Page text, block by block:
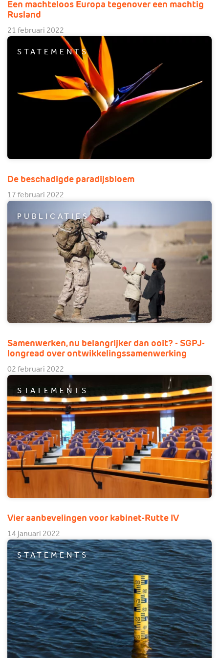
Een machteloos Europa tegenover een machtig
Rusland
21 februari 2022
STATEMENTS
De beschadigde paradijsbloem
17 februari 2022
PUBLICATIES
Samenwerken, nu belangrijker dan ooit? - SGPJ-
longread over ontwikkelingssamenwerking
02 februari 2022
STATEMENTS
Vier aanbevelingen voor kabinet-Rutte IV
14 januari 2022
STATEMENTS